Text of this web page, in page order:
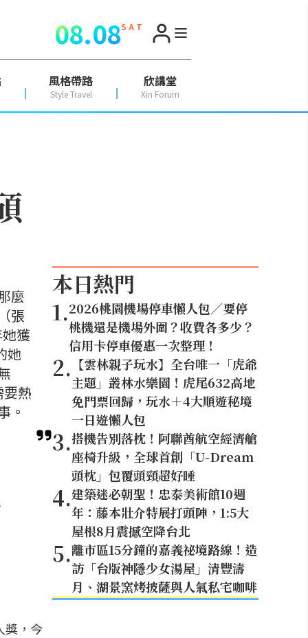
08.08S A T
風格帶路
Style Travel
欣講堂
Xin Forum
麼
張
獲
她
熱
。
獎，今
本日熱門
1.2026桃園機場停車懶人包／要停
桃機還是機場外圍？收費各多少？
信用卡停車優惠一次整理！
2. 【雲林親子玩水】全台唯一「虎爺
主題」叢林水樂園！虎尾632高地
免門票回歸，玩水＋4大順遊秘境
一日遊懶人包
3.搭機告別落枕！阿聯酋航空經濟艙
座椅升級，全球首創「U-Dream
頭枕」包覆頭頸超好睡
4.建築迷必朝聖！忠泰美術館10週
年：藤本壯介特展打頭陣，1:5大
屋根8月震撼空降台北
5.離市區15分鐘的嘉義祕境路線！造
訪「台版神隱少女湯屋」清豐濤
月、湖景窯烤披薩與人氣私宅咖啡